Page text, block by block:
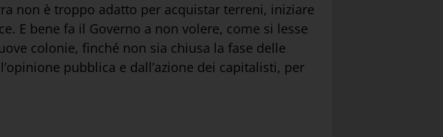
non è troppo adatto per acquistar terreni, iniziare
E bene fa il Governo a non volere, come si lesse
colonie, finché non sia chiusa la fase delle
pubblica e dall’azione dei capitalisti, per